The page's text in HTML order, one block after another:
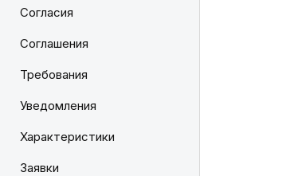
Согласия
Соглашения
Требования
Уведомления
Характеристики
Заявки